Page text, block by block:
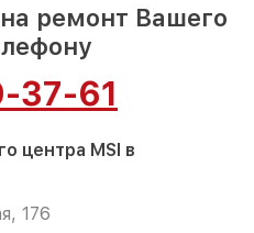
ремонт Вашего
37-61
центра MSI в
176